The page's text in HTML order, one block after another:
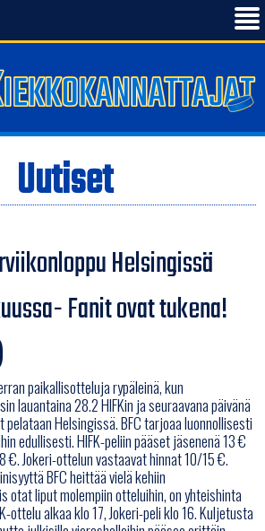
Uutiset
Helsingissä
Fanit ovat tukena!
paikallisotteluja rypäleinä, kun
lauantaina 28.2 HIFKin ja seuraavana päivänä
Helsingissä. BFC tarjoaa luonnollisesti
edullisesti. HIFK-peliin pääset jäsenenä 13 €
€. Jokeri-ottelun vastaavat hinnat 10/15 €.
BFC heittää vielä kehiin
otat liput molempiin otteluihin, on yhteishinta
ottelu alkaa klo 17, Jokeri-peli klo 16. Kuljetusta